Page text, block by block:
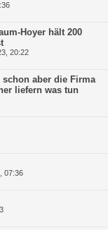
Hoyer hält 200
20:22
schon aber die Firma
liefern was tun
07:36